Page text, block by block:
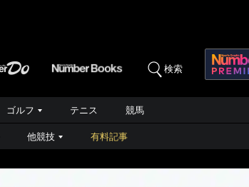
検索
ゴルフ テニス 競馬
他競技 有料記事